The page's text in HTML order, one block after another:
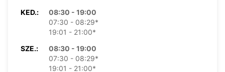
KED.:
08:30 - 19:00
07:30 - 08:29*
19:01 - 21:00*
SZE.:
08:30 - 19:00
07:30 - 08:29*
19:01 - 21:00*